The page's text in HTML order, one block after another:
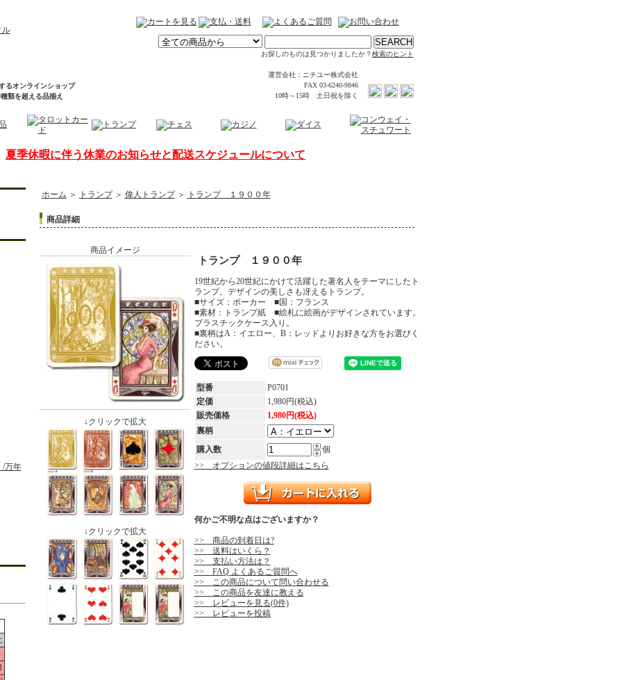
お探しのものは見つかりましたか？検索のヒント
運営会社：ニチユー株式会社
FAX 03-6240-9846
10時～15時 土日祝を除く
るオンラインショップ
類を超える品揃え
夏季休暇に伴う休業のお知らせと配送スケジュールについて
/万年
ホーム ＞ トランプ＞ 偉人トランプ＞ トランプ １９００年
商品詳細
商品イメージ
↓クリックで拡大
↓クリックで拡大
トランプ １９００年
19世紀から20世紀にかけて活躍した著名人をテーマにしたト
ランプ。デザインの美しさも冴えるトランプ。
■サイズ：ポーカー ■国：フランス
■素材：トランプ紙 ■絵札に絵画がデザインされています。
プラスチックケース入り。
■裏柄はA：イエロー、B：レッドよりお好きな方をお選びく
ださい。
型番
P0701
定価
1,980円(税込)
販売価格
1,980円(税込)
裏柄
購入数
個
>> オプションの値段詳細はこちら
何かご不明な点はございますか？
>> 商品の到着日は?
>> 送料はいくら？
>> 支払い方法は？
>> FAQ よくあるご質問へ
>> この商品について問い合わせる
>> この商品を友達に教える
>> レビューを見る(0件)
>> レビューを投稿